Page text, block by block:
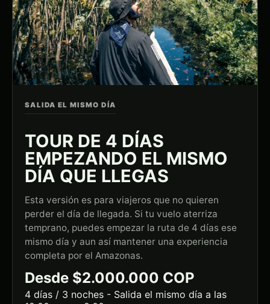
SALIDA EL MISMO DÍA
TOUR DE 4 DÍAS
EMPEZANDO EL MISMO
DÍA QUE LLEGAS
Esta versión es para viajeros que no quieren
perder el día de llegada. Si tu vuelo aterriza
temprano, puedes empezar la ruta de 4 días ese
mismo día y aun así mantener una experiencia
completa por el Amazonas.
Desde $2.000.000 COP
4 días / 3 noches - Salida el mismo día a las